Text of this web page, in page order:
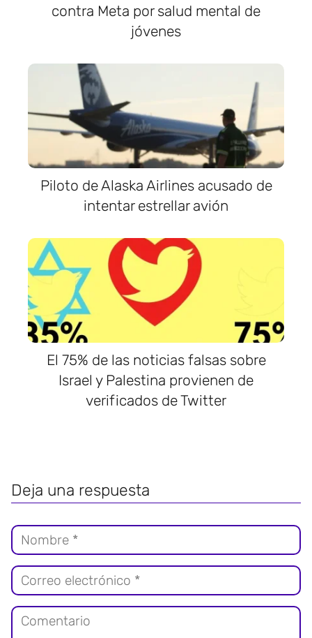
contra Meta por salud mental de
jóvenes
Piloto de Alaska Airlines acusado de
intentar estrellar avión
El 75% de las noticias falsas sobre
Israel y Palestina provienen de
verificados de Twitter
Deja una respuesta